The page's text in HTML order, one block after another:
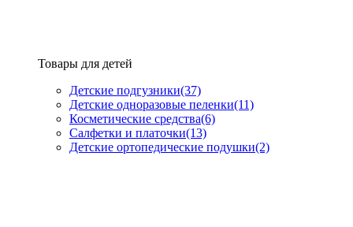
Товары для детей
Детские подгузники(37)
Детские одноразовые пеленки(11)
Косметические средства(6)
Салфетки и платочки(13)
Детские ортопедические подушки(2)